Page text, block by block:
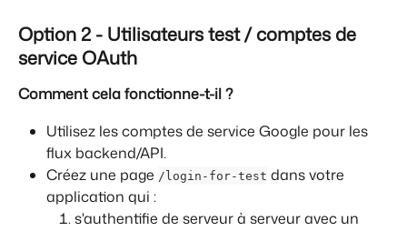
Option 2 - Utilisateurs test / comptes de
service OAuth
Comment cela fonctionne-t-il ?
Utilisez les comptes de service Google pour les
flux backend/API.
Créez une page /login-for-test dans votre
application qui :
s'authentifie de serveur à serveur avec un